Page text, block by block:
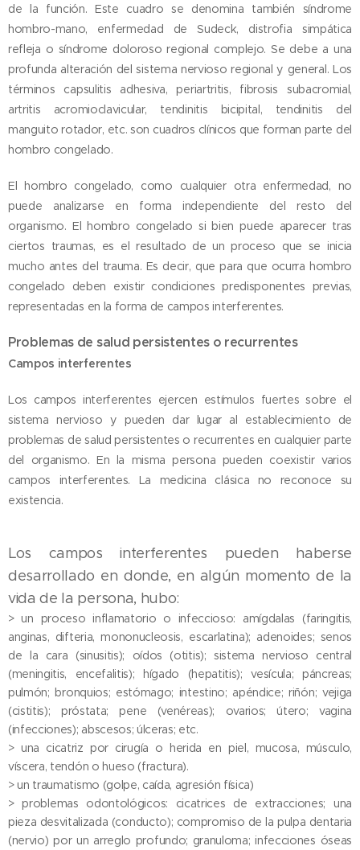
de la función. Este cuadro se denomina también síndrome
hombro-mano, enfermedad de Sudeck, distrofia simpática
refleja o síndrome doloroso regional complejo. Se debe a una
profunda alteración del sistema nervioso regional y general. Los
términos capsulitis adhesiva, periartritis, fibrosis subacromial,
artritis acromioclavicular, tendinitis bicipital, tendinitis del
manguito rotador, etc. son cuadros clínicos que forman parte del
hombro congelado.
El hombro congelado, como cualquier otra enfermedad, no
puede analizarse en forma independiente del resto del
organismo. El hombro congelado si bien puede aparecer tras
ciertos traumas, es el resultado de un proceso que se inicia
mucho antes del trauma. Es decir, que para que ocurra hombro
congelado deben existir condiciones predisponentes previas,
representadas en la forma de campos interferentes.
Problemas de salud persistentes o recurrentes
Campos interferentes
Los campos interferentes ejercen estímulos fuertes sobre el
sistema nervioso y pueden dar lugar al establecimiento de
problemas de salud persistentes o recurrentes en cualquier parte
del organismo. En la misma persona pueden coexistir varios
campos interferentes. La medicina clásica no reconoce su
existencia.
Los campos interferentes pueden haberse
desarrollado en donde, en algún momento de la
vida de la persona, hubo:
> un proceso inflamatorio o infeccioso: amígdalas (faringitis,
anginas, difteria, mononucleosis, escarlatina); adenoides; senos
de la cara (sinusitis); oídos (otitis); sistema nervioso central
(meningitis, encefalitis); hígado (hepatitis); vesícula; páncreas;
pulmón; bronquios; estómago; intestino; apéndice; riñón; vejiga
(cistitis); próstata; pene (venéreas); ovarios; útero; vagina
(infecciones); abscesos; úlceras; etc.
> una cicatriz por cirugía o herida en piel, mucosa, músculo,
víscera, tendón o hueso (fractura).
> un traumatismo (golpe, caída, agresión física)
> problemas odontológicos: cicatrices de extracciones; una
pieza desvitalizada (conducto); compromiso de la pulpa dentaria
(nervio) por un arreglo profundo; granuloma; infecciones óseas